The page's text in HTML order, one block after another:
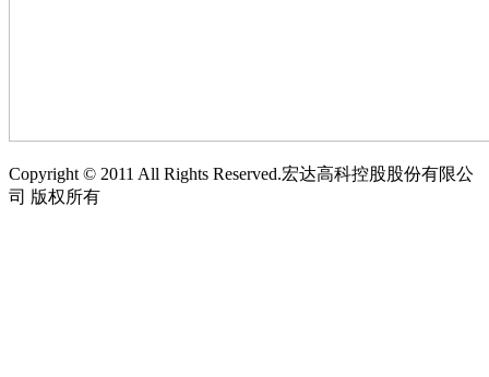
Copyright © 2011 All Rights Reserved.宏达高科控股股份有限公
司 版权所有